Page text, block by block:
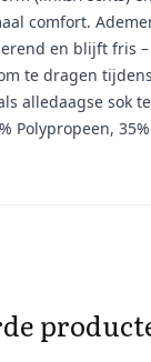
comfort.
en blijft fris
te dragen
alledaagse sok
Polypropeen,